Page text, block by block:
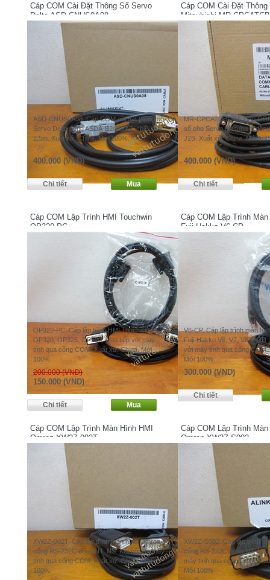
Cáp COM Cài Đặt Thông Số Servo
Delta ASD-CNUS0A08
ASD-CNUS0A08. Cáp COM cài đặt thông số
Servo Delta dòng ASDA-B2/AB/A2, chiều dài
2,5m. Xuất xứ: China. Mới 100%.
400.000 (VND)
Cáp COM Cài Đặt Thông
Mitsubishi MR-
MR-CPCATCBL3M. Cáp
số cho Servo Mitsubishi
J2S. Xuất xứ: China. Mới
400.000 (VND)
Cáp COM Lập Trình HMI Touchwin
OP320-PC
OP320-PC. Cáp lập trình HMI Touchwin
OP320, OP325, OP520, giao tiếp với máy
tính qua cổng COM. Xuất xứ: China. Mới
100%.
200.000 (VND)
150.000 (VND)
Cáp COM Lập Trình
Fuji-Hakko V6-CP
V6-CP. Cáp lập trình màn
Fuji-Hakko V6, V7, V8, POD
với máy tính qua cổng COM.
Mới 100%.
300.000 (VND)
Cáp COM Lập Trình Màn Hình HMI
Omron XW2Z-002T
XW2Z-002T. Cáp lập trình màn hình Omron
cổng RS-232C dòng NT, NS. Kết nối với máy
tính qua cổng COM. Xuất xứ: China. Mới
100%
Cáp COM Lập Trình
Omron XW2Z-S002
XW2Z-S002. Cáp lập trình
cổng RS-232C dòng NT,
máy tính qua cổng COM.
Mới 100%